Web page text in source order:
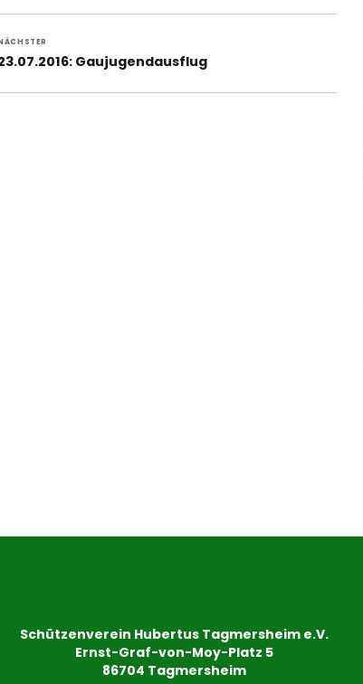
Gaujugendausflug
Schützenverein Hubertus Tagmersheim e.V.
Ernst-Graf-von-Moy-Platz 5
86704 Tagmersheim